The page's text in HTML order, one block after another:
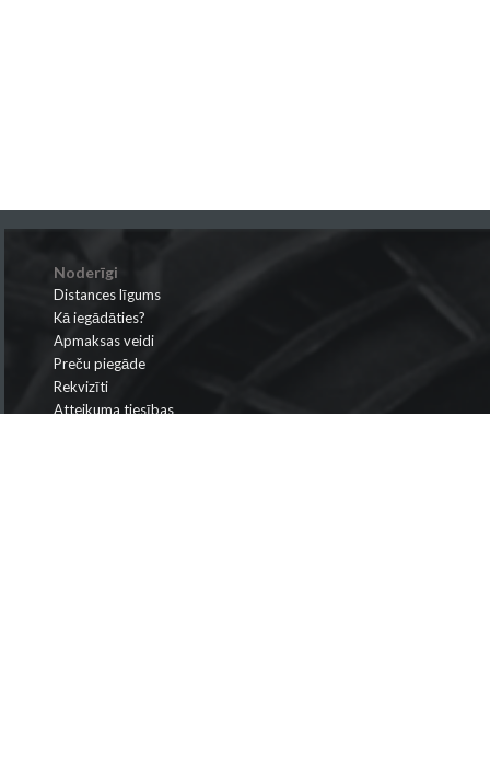
Noderīgi
Distances līgums
Kā iegādāties?
Apmaksas veidi
Preču piegāde
Rekvizīti
Atteikuma tiesības